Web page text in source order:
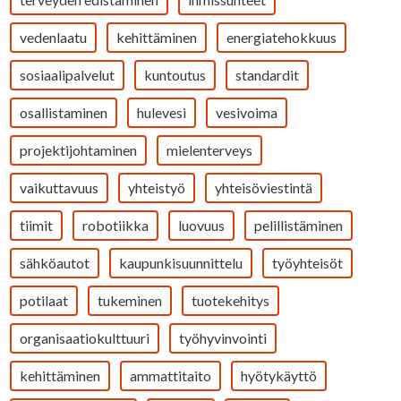
vedenlaatu kehittäminen energiatehokkuus
sosiaalipalvelut kuntoutus standardit
osallistaminen hulevesi vesivoima
projektijohtaminen mielenterveys
vaikuttavuus yhteistyö yhteisöviestintä
tiimit robotiikka luovuus pelillistäminen
sähköautot kaupunkisuunnittelu työyhteisöt
potilaat tukeminen tuotekehitys
organisaatiokulttuuri työhyvinvointi
kehittäminen ammattitaito hyötykäyttö